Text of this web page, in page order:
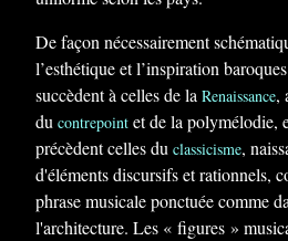
De façon nécessairement
l’esthétique et l’inspiration baroques
succèdent à celles de la Renaissance,
du contrepoint et de la polymélodie,
précèdent celles du classicisme,
d'éléments discursifs et rationnels,
phrase musicale ponctuée comme
l'architecture. Les « figures »